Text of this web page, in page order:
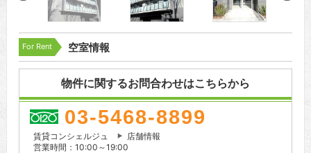
For Rent 空室情報
物件に関するお問合わせはこちらから
03-5468-8899
賃貸コンシェルジュ
店舗情報
営業時間：10:00～19:00